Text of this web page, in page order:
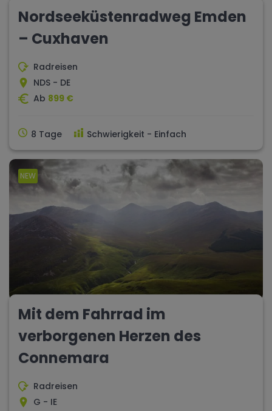
Nordseeküstenradweg Emden
– Cuxhaven
Radreisen
NDS - DE
Ab 899 €
8 Tage Schwierigkeit - Einfach
NEW
Mit dem Fahrrad im
verborgenen Herzen des
Connemara
Radreisen
G - IE